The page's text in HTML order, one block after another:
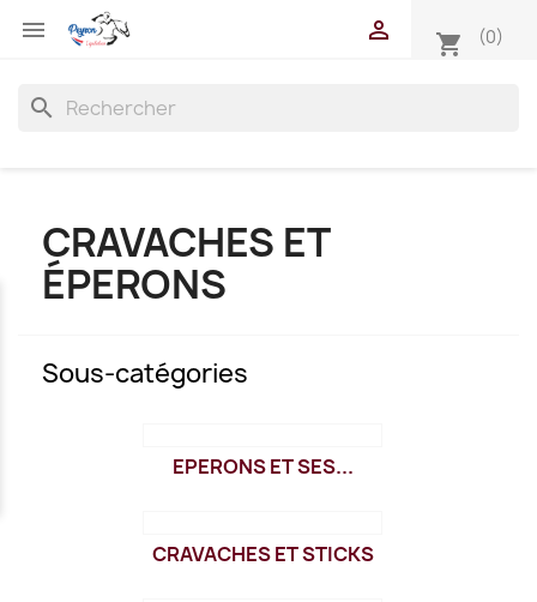
 shopping_cart (0)

search
CRAVACHES ET
ÉPERONS
Sous-catégories
EPERONS ET SES...
CRAVACHES ET STICKS